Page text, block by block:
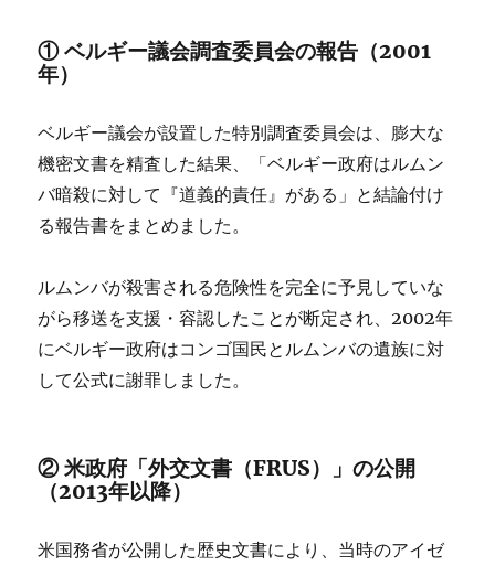
① ベルギー議会調査委員会の報告（2001
年）
ベルギー議会が設置した特別調査委員会は、膨大な
機密文書を精査した結果、「ベルギー政府はルムン
バ暗殺に対して『道義的責任』がある」と結論付け
る報告書をまとめました。
ルムンバが殺害される危険性を完全に予見していな
がら移送を支援・容認したことが断定され、2002年
にベルギー政府はコンゴ国民とルムンバの遺族に対
して公式に謝罪しました。
② 米政府「外交文書（FRUS）」の公開
（2013年以降）
米国務省が公開した歴史文書により、当時のアイゼ